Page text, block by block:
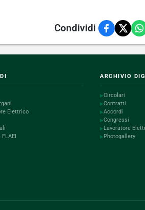
Condividi
Elettrico
ARCHIVIO
▶Circolari
▶Contratti
▶Accordi
▶Congressi
▶ Lavoratore
▶ Photogallery